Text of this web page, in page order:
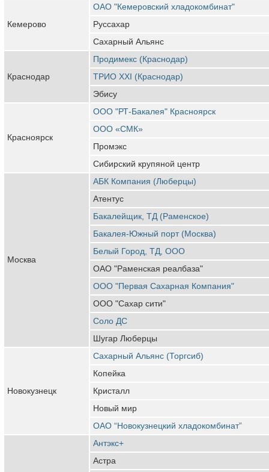
Кемерово
ОАО "Кемеровский хладокомбинат"
Руссахар
Сахарный Альянс
Краснодар
Продимекс (Краснодар)
ТРИО XXI (Краснодар)
Эбису
Красноярск
ООО "РТ-Бакалея" Красноярск
ООО «СМК»
Промэкс
Сибирский крупяной центр
Москва
АБК Компания (Люберцы)
Атентус
Бакалейщик, ТД (Раменское)
Бакалея-Южный порт (Москва)
Белый Город, ТД, ООО
ОАО "Раменская реалбаза"
ООО "Первая Сахарная Компания"
ООО "Сахар сити"
Соло ДС
Шугар Люберцы
Новокузнецк
Сахарный Альянс (Торгсиб)
Копейка
Кристалл
Новый мир
ОАО “Новокузнецкий хладокомбинат”
Антэкс+
Астра